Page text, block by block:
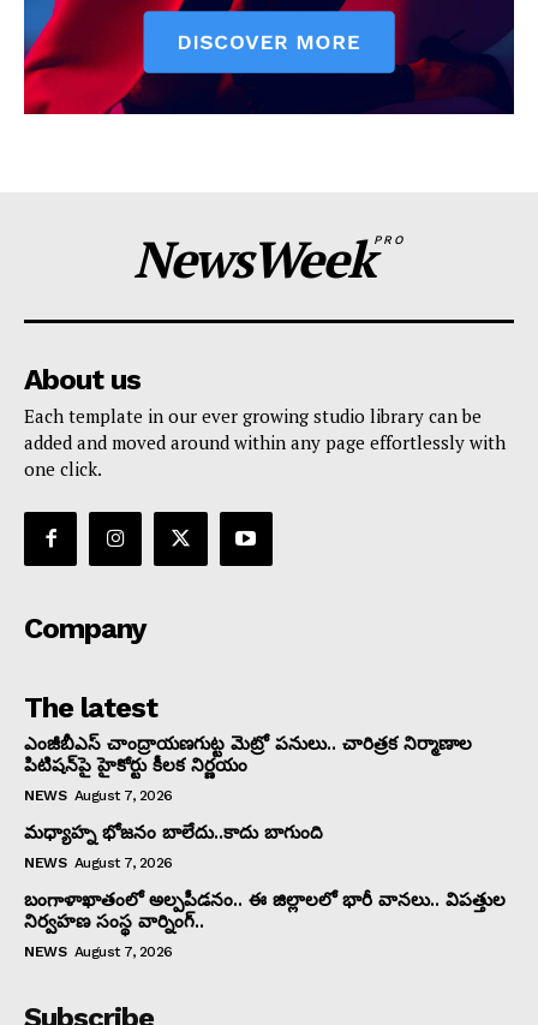
NewsWeekPRO
About us
Each template in our ever growing studio library can be
added and moved around within any page effortlessly with
one click.
Company
The latest
ఎంజీబీఎస్ చాంద్రాయణగుట్ట మెట్రో పనులు.. చారిత్రక నిర్మాణాల
పిటిషన్‌పై హైకోర్టు కీలక నిర్ణయం
NEWS August 7, 2026
మధ్యాహ్న భోజనం బాలేదు..కాదు బాగుంది
NEWS August 7, 2026
బంగాళాఖాతంలో అల్పపీడనం.. ఈ జిల్లాలలో భారీ వానలు.. విపత్తుల
నిర్వహణ సంస్థ వార్నింగ్..
NEWS August 7, 2026
Subscribe